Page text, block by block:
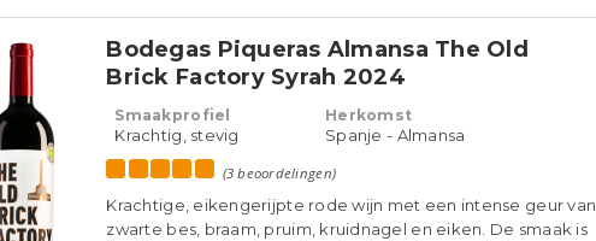
Bodegas Piqueras Almansa The Old
Brick Factory Syrah 2024
Smaakprofiel
Krachtig, stevig
Herkomst
Spanje - Almansa
(3 beoordelingen)
Krachtige, eikengerijpte rode wijn met een intense geur van
zwarte bes, braam, pruim, kruidnagel en eiken. De smaak is